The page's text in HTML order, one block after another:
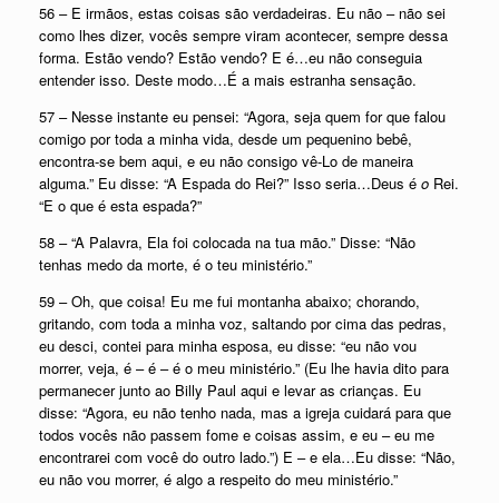
56 – E irmãos, estas coisas são verdadeiras. Eu não – não sei
como lhes dizer, vocês sempre viram acontecer, sempre dessa
forma. Estão vendo? Estão vendo? E é…eu não conseguia
entender isso. Deste modo…É a mais estranha sensação.
57 – Nesse instante eu pensei: “Agora, seja quem for que falou
comigo por toda a minha vida, desde um pequenino bebê,
encontra-se bem aqui, e eu não consigo vê-Lo de maneira
alguma.” Eu disse: “A Espada do Rei?” Isso seria…Deus é o Rei.
“E o que é esta espada?”
58 – “A Palavra, Ela foi colocada na tua mão.” Disse: “Não
tenhas medo da morte, é o teu ministério.”
59 – Oh, que coisa! Eu me fui montanha abaixo; chorando,
gritando, com toda a minha voz, saltando por cima das pedras,
eu desci, contei para minha esposa, eu disse: “eu não vou
morrer, veja, é – é – é o meu ministério.” (Eu lhe havia dito para
permanecer junto ao Billy Paul aqui e levar as crianças. Eu
disse: “Agora, eu não tenho nada, mas a igreja cuidará para que
todos vocês não passem fome e coisas assim, e eu – eu me
encontrarei com você do outro lado.”) E – e ela…Eu disse: “Não,
eu não vou morrer, é algo a respeito do meu ministério.”